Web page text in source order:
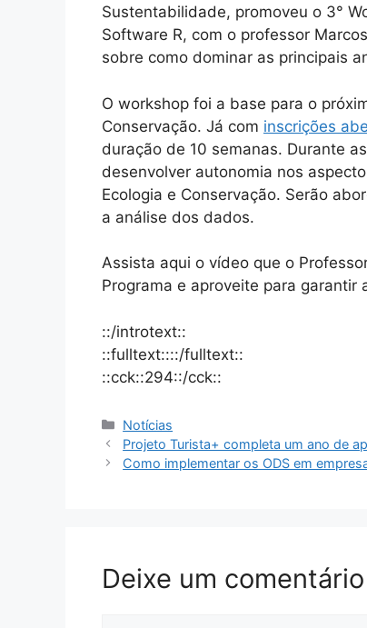
Sustentabilidade, promoveu o 3°
Software R, com o professor
sobre como dominar as principais
O workshop foi a base para o
Conservação. Já com inscrições
duração de 10 semanas. Durante
desenvolver autonomia nos
Ecologia e Conservação. Serão
a análise dos dados.
Assista aqui o vídeo que o
Programa e aproveite para garantir
::/introtext::
::fulltext::::/fulltext::
::cck::294::/cck::
Notícias
Projeto Turista+ completa um ano de
Como implementar os ODS em
Deixe um comentário